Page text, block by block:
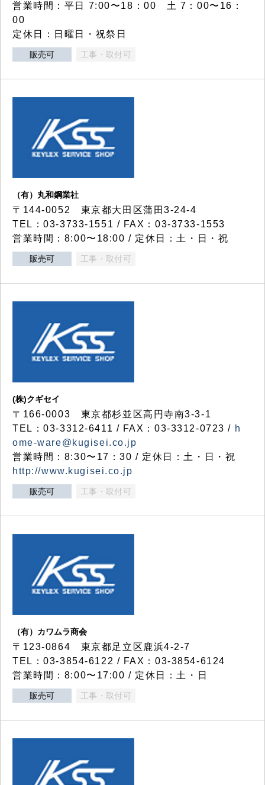
営業時間：平日 7:00〜18：00 土 7：00〜16：
00
定休日：日曜日・祝祭日
販売可 工事・取付可
（有）丸和鋼業社
〒144-0052 東京都大田区蒲田3-24-4
TEL：03-3733-1551 / FAX：03-3733-1553
営業時間：8:00〜18:00 / 定休日：土・日・祝
販売可 工事・取付可
(株)クギセイ
〒166-0003 東京都杉並区高円寺南3-3-1
TEL：03-3312-6411 / FAX：03-3312-0723 / h
ome-ware@kugisei.co.jp
営業時間：8:30〜17：30 / 定休日：土・日・祝
http://www.kugisei.co.jp
販売可 工事・取付可
（有）カワムラ商会
〒123-0864 東京都足立区鹿浜4-2-7
TEL：03-3854-6122 / FAX：03-3854-6124
営業時間：8:00〜17:00 / 定休日：土・日
販売可 工事・取付可